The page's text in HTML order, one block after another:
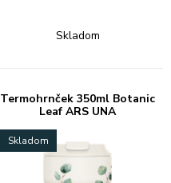
Skladom
Termohrnček 350ml Botanic
Leaf ARS UNA
Skladom